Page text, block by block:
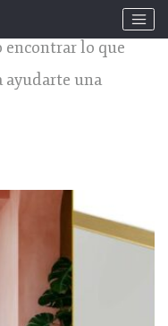
nada
encontrar lo que
ayudarte una